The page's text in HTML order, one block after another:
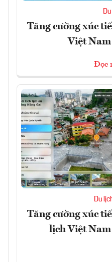
Tăng cường xúc
Việt
Đọc
Du
Tăng cường xúc
lịch Việt